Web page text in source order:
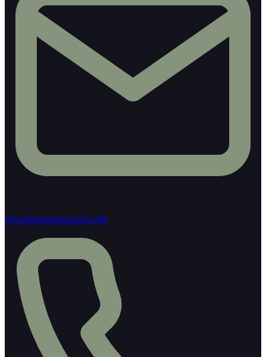
info@insightevents.dk